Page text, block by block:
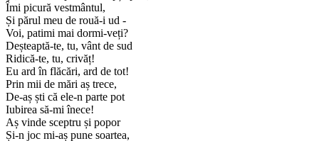
Îmi picură vestmântul,
Și părul meu de rouă-i ud -
Voi, patimi mai dormi-veți?
Deșteaptă-te, tu, vânt de sud
Ridică-te, tu, crivăț!
Eu ard în flăcări, ard de tot!
Prin mii de mări aș trece,
De-aș ști că ele-n parte pot
Iubirea să-mi înece!
Aș vinde sceptru și popor
Și-n joc mi-aș pune soartea,